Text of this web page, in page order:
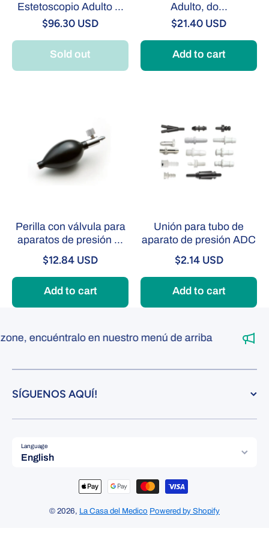
Estetoscopio Adulto ...
$96.30 USD
Sold out
Adulto, do...
$21.40 USD
Add to cart
Perilla con válvula para
aparatos de presión ...
$12.84 USD
Add to cart
Unión para tubo de
aparato de presión ADC
$2.14 USD
Add to cart
encuéntralo en nuestro menú de arriba
SÍGUENOS AQUÍ!
Language
English
Payment methods
© 2026, La Casa del Medico Powered by Shopify